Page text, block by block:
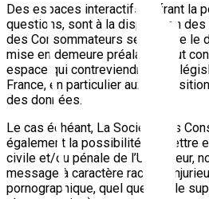
Des espaces interactifs, offrant la
questions, sont à la disposition
des Consommateurs se réserve le
mise en demeure préalable, tout
espace qui contreviendrait à la
France, en particulier aux
des données.
Le cas échéant, La Société des
également la possibilité de mettre
civile et/ou pénale de l’Utilisateur,
message à caractère raciste,
pornographique, quel que soit le